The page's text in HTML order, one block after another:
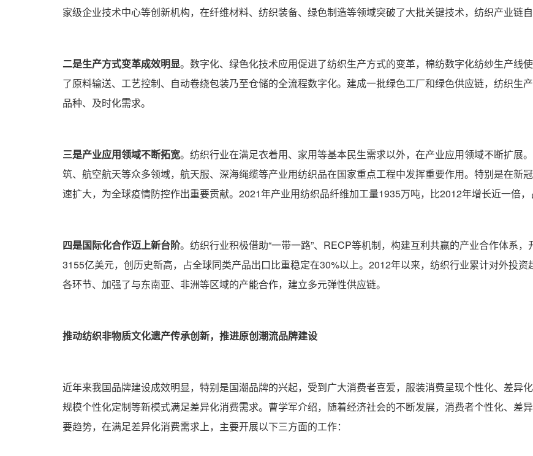
家级企业技术中心等创新机构，在纤维材料、纺织装备、绿色制造等领域突破了大批关键技术，纺织产业链自
二是生产方式变革成效明显。数字化、绿色化技术应用促进了纺织生产方式的变革，棉纺数字化纺纱生产线
了原料输送、工艺控制、自动卷绕包装乃至仓储的全流程数字化。建成一批绿色工厂和绿色供应链，纺织生
品种、及时化需求。
三是产业应用领域不断拓宽。纺织行业在满足衣着用、家用等基本民生需求以外，在产业应用领域不断扩展
筑、航空航天等众多领域，航天服、深海绳缆等产业用纺织品在国家重点工程中发挥重要作用。特别是在新
速扩大，为全球疫情防控作出重要贡献。2021年产业用纺织品纤维加工量1935万吨，比2012年增长近一倍，
四是国际化合作迈上新台阶。纺织行业积极借助“一带一路”、RECP等机制，构建互利共赢的产业合作体系
3155亿美元，创历史新高，占全球同类产品出口比重稳定在30%以上。2012年以来，纺织行业累计对外投
各环节、加强了与东南亚、非洲等区域的产能合作，建立多元弹性供应链。
推动纺织非物质文化遗产传承创新，推进原创潮流品牌建设
近年来我国品牌建设成效明显，特别是国潮品牌的兴起，受到广大消费者喜爱，服装消费呈现个性化、差异
规模个性化定制等新模式满足差异化消费需求。曹学军介绍，随着经济社会的不断发展，消费者个性化、差
要趋势，在满足差异化消费需求上，主要开展以下三方面的工作：